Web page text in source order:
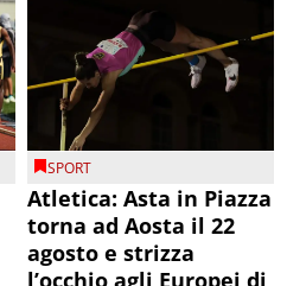
SPORT
Atletica: Asta in Piazza
torna ad Aosta il 22
agosto e strizza
l’occhio agli Europei di